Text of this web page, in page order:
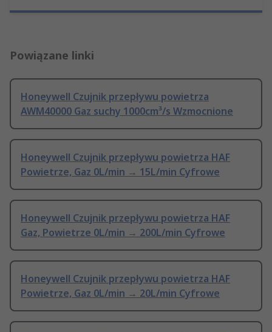
Powiązane linki
Honeywell Czujnik przepływu powietrza
AWM40000 Gaz suchy 1000cm³/s Wzmocnione
Honeywell Czujnik przepływu powietrza HAF
Powietrze, Gaz 0L/min → 15L/min Cyfrowe
Honeywell Czujnik przepływu powietrza HAF
Gaz, Powietrze 0L/min → 200L/min Cyfrowe
Honeywell Czujnik przepływu powietrza HAF
Powietrze, Gaz 0L/min → 20L/min Cyfrowe